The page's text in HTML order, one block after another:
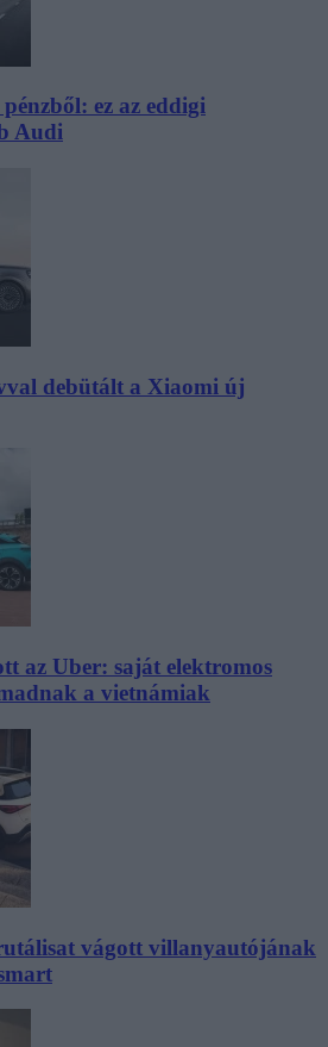
ez az eddigi
Audi
debütált a Xiaomi új
az Uber: saját elektromos
a vietnámiak
vágott villanyautójának